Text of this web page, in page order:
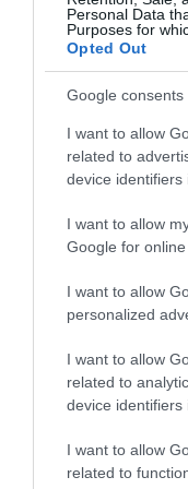
Personal Data
Purposes for
Opted Out
Google consents
I want to allow
related to
device identifiers
I want to allow
Google for
I want to allow
personalized
I want to allow
related to
device identifiers
I want to allow
related to
Neil Mockford/
Sarolta